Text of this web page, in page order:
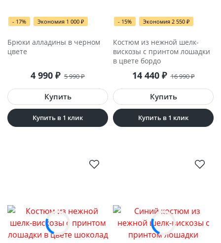
- 17% Экономия 1 000 ₽
Брюки алладины в черном
цвете
4 990 ₽ 5 990₽
Купить в 1 клик
- 15% Экономия 2 550 ₽
Костюм из нежной шелк-
вискозы с принтом лошадки
в цвете бордо
14 440 ₽ 16 990₽
Купить в 1 клик